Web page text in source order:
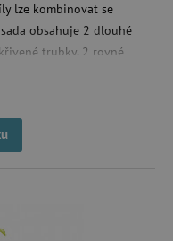
lze kombinovat se
obsahuje 2 dlouhé
trubky, 2 rovné
a 4 panely s otvory.